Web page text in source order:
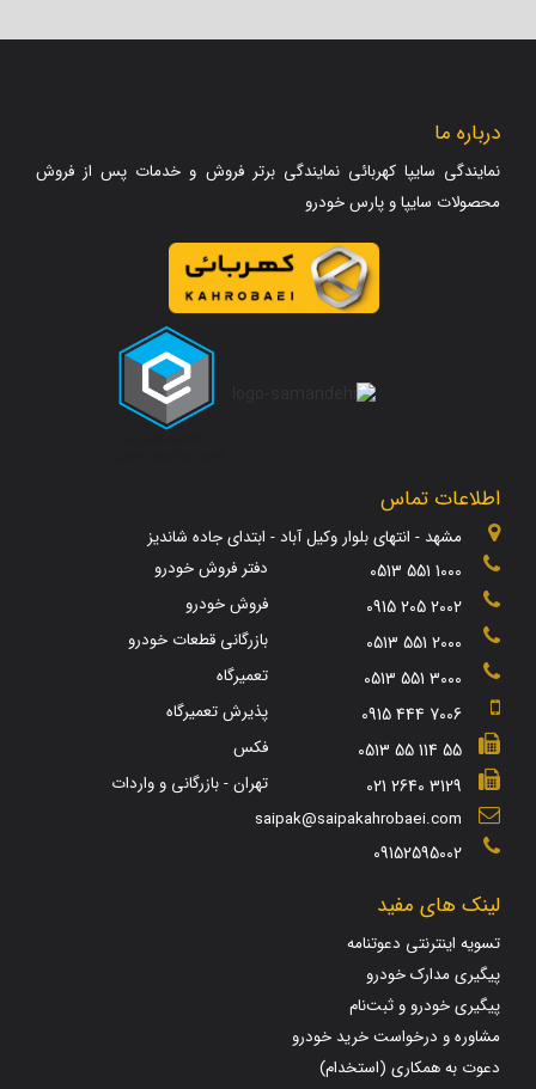
درباره ما
نمایندگی سایپا کهربائی نمایندگی برتر فروش و خدمات پس از فروش
محصولات سایپا و پارس خودرو
اطلاعات تماس
مشهد - انتهای بلوار وکیل آباد - ابتدای جاده شاندیز
0513 551 1000 دفتر فروش خودرو
0915 205 2002 فروش خودرو
0513 551 2000 بازرگانی قطعات خودرو
0513 551 3000 تعمیرگاه
0915 444 7006 پذیرش تعمیرگاه
0513 55 114 55 فکس
021 2640 3129
تهران - بازرگانی و واردات
saipak@saipakahrobaei.com
09152595002
لینک های مفید
تسویه اینترنتی دعوتنامه
پیگیری مدارک خودرو
پیگیری خودرو و ثبت‌نام
مشاوره و درخواست خرید خودرو
دعوت به همکاری (استخدام)